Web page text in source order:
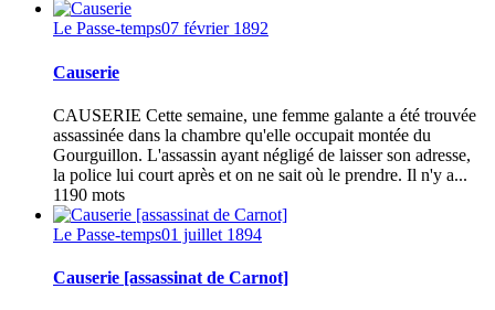
Le Passe-temps07 février 1892
Causerie
CAUSERIE Cette semaine, une femme galante a été trouvée
assassinée dans la chambre qu'elle occupait montée du
Gourguillon. L'assassin ayant négligé de laisser son adresse,
la police lui court après et on ne sait où le prendre. Il n'y a...
1190 mots
Le Passe-temps01 juillet 1894
Causerie [assassinat de Carnot]